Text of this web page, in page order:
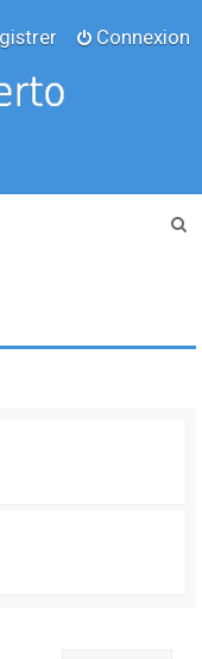
Connexion
e